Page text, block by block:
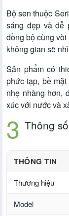
Bộ sen thuộc
sáng đẹp và dễ
đồng bộ cùng
không gian sẽ
Sản phẩm có
phức tạp, bề
nhẹ nhàng hơn,
xúc với nước và
Thông
THÔNG TIN
Thương hiệu
Model